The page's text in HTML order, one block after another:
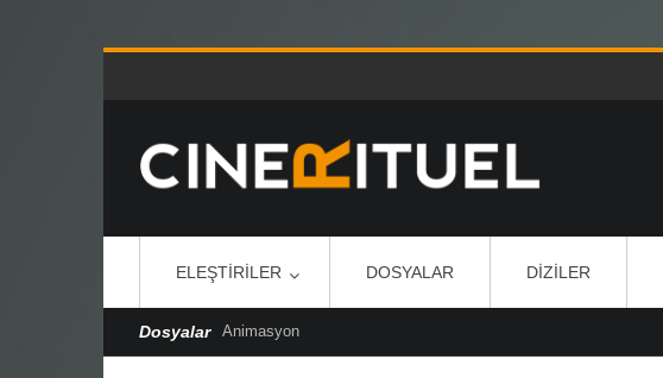
ELEŞTIRILER DOSYALAR DIZILER
Dosyalar Animasyon